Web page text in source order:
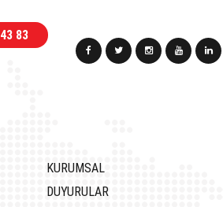
83
KURUMSAL
DUYURULAR